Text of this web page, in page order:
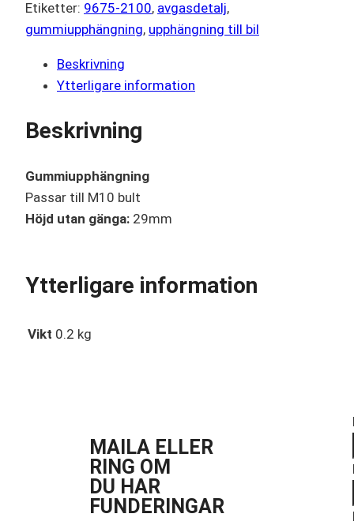
Etiketter: 9675-2100, avgasdetalj,
gummiupphängning, upphängning till bil
Beskrivning
Ytterligare information
Beskrivning
Gummiupphängning
Passar till M10 bult
Höjd utan gänga: 29mm
Ytterligare information
Vikt 0.2 kg
MAILA ELLER
RING OM
DU HAR
FUNDERINGAR